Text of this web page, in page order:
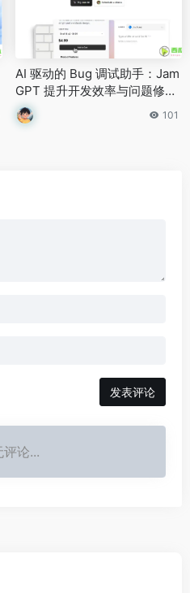
AI 驱动的 Bug 调试助手：Jam
GPT 提升开发效率与问题修复
能力
101
发表评论
评论...